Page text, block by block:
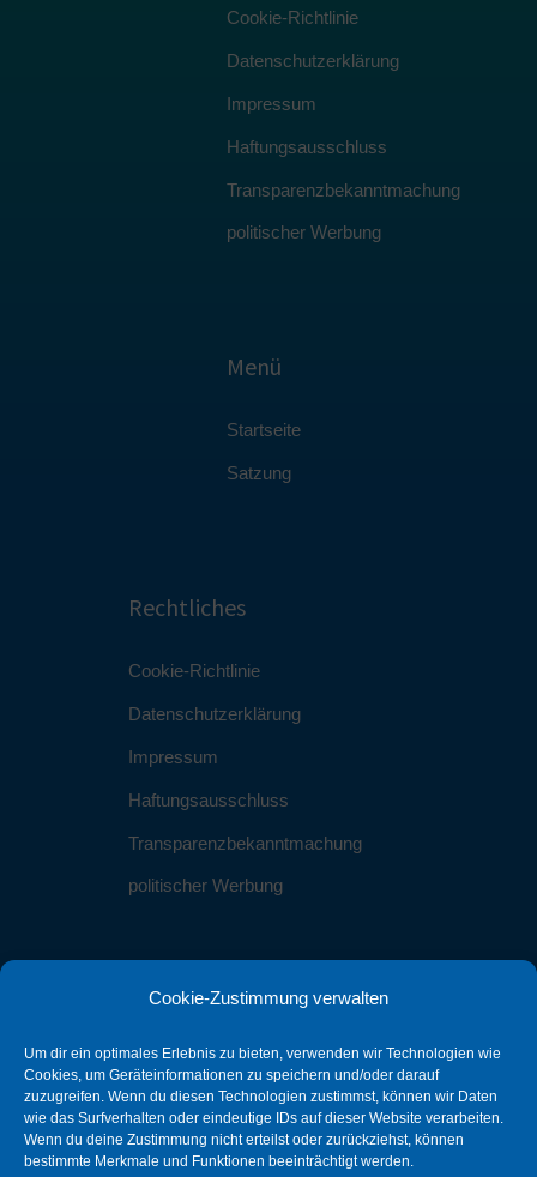
Cookie-Zustimmung verwalten
Um dir ein optimales Erlebnis zu bieten, verwenden wir Technologien wie
Cookies, um Geräteinformationen zu speichern und/oder darauf
zuzugreifen. Wenn du diesen Technologien zustimmst, können wir Daten
wie das Surfverhalten oder eindeutige IDs auf dieser Website verarbeiten.
Wenn du deine Zustimmung nicht erteilst oder zurückziehst, können
bestimmte Merkmale und Funktionen beeinträchtigt werden.
Cookie-Richtlinie
Datenschutzerklärung
Impressum
Haftungsausschluss
Transparenzbekanntmachung
politischer Werbung
Menü
Startseite
Satzung
Rechtliches
Cookie-Richtlinie
Datenschutzerklärung
Impressum
Haftungsausschluss
Transparenzbekanntmachung
politischer Werbung
info@sbg-stein.de
0911 25595016